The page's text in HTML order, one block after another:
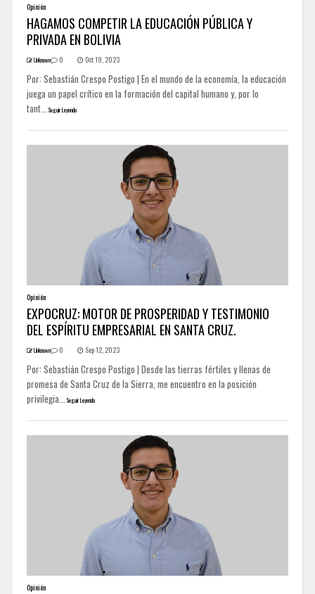
Opinión
HAGAMOS COMPETIR LA EDUCACIÓN PÚBLICA Y
PRIVADA EN BOLIVIA
Unknown 0 Oct 19, 2023
Por: Sebastián Crespo Postigo | En el mundo de la economía, la educación
juega un papel crítico en la formación del capital humano y, por lo
tant... Seguir Leyendo
Opinión
EXPOCRUZ: MOTOR DE PROSPERIDAD Y TESTIMONIO
DEL ESPÍRITU EMPRESARIAL EN SANTA CRUZ.
Unknown 0 Sep 12, 2023
Por: Sebastián Crespo Postigo | Desde las tierras fértiles y llenas de
promesa de Santa Cruz de la Sierra, me encuentro en la posición
privilegia... Seguir Leyendo
Opinión